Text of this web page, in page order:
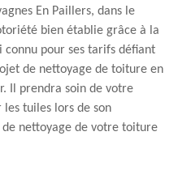
En Paillers, dans le
bien établie grâce à la
connu pour ses tarifs défiant
de nettoyage de toiture en
Il prendra soin de votre
tuiles lors de son
nettoyage de votre toiture